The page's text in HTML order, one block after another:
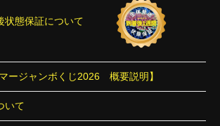
状態保証について
ージャンボくじ2026 概要説明】
いて